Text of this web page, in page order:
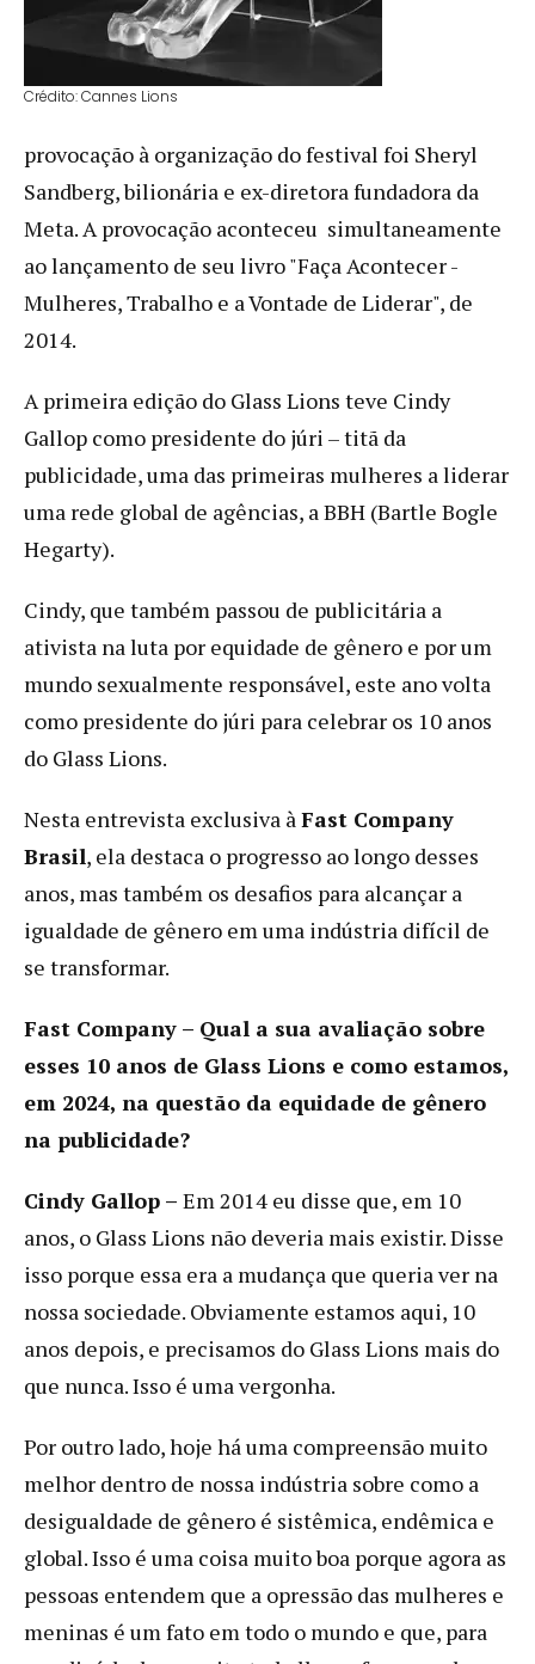
Crédito: Cannes Lions
provocação à organização do festival foi Sheryl
Sandberg, bilionária e ex-diretora fundadora da
Meta. A provocação aconteceu simultaneamente
ao lançamento de seu livro "Faça Acontecer -
Mulheres, Trabalho e a Vontade de Liderar", de
2014.
A primeira edição do Glass Lions teve Cindy
Gallop como presidente do júri – titã da
publicidade, uma das primeiras mulheres a liderar
uma rede global de agências, a BBH (Bartle Bogle
Hegarty).
Cindy, que também passou de publicitária a
ativista na luta por equidade de gênero e por um
mundo sexualmente responsável, este ano volta
como presidente do júri para celebrar os 10 anos
do Glass Lions.
Nesta entrevista exclusiva àFast Company
Brasil, ela destaca o progresso ao longo desses
anos, mas também os desafios para alcançar a
igualdade de gênero em uma indústria difícil de
se transformar.
Fast Company – Qual a sua avaliação sobre
esses 10 anos de Glass Lions e como estamos,
em 2024, na questão da equidade de gênero
na publicidade?
Cindy Gallop – Em 2014 eu disse que, em 10
anos, o Glass Lions não deveria mais existir. Disse
isso porque essa era a mudança que queria ver na
nossa sociedade. Obviamente estamos aqui, 10
anos depois, e precisamos do Glass Lions mais do
que nunca. Isso é uma vergonha.
Por outro lado, hoje há uma compreensão muito
melhor dentro de nossa indústria sobre como a
desigualdade de gênero é sistêmica, endêmica e
global. Isso é uma coisa muito boa porque agora as
pessoas entendem que a opressão das mulheres e
meninas é um fato em todo o mundo e que, para